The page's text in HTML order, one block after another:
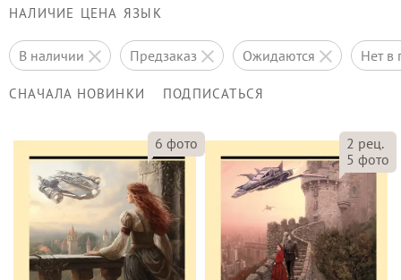
НАЛИЧИЕ ЦЕНА ЯЗЫК
в наличии предзаказ ожидаются нет
СНАЧАЛА НОВИНКИ ПОДПИСАТЬСЯ
6 фото 2 рец.
5 фото